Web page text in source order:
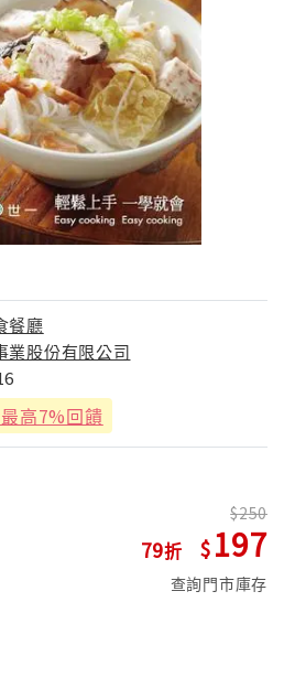
餐廳
業股份有限公司
高7%回饋
79
250
197
查詢門市庫存